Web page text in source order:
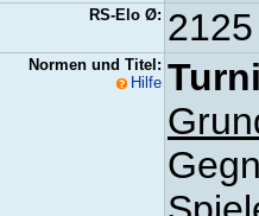
RS-Elo Ø:
Normen und Titel:
Hilfe